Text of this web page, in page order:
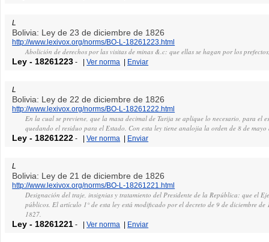
L
Bolivia: Ley de 23 de diciembre de 1826
http://www.lexivox.org/norms/BO-L-18261223.html
Abolición de derechos por las visitas de minas &.c: que ellas se hagan por los
Ley - 18261223 - |Ver norma | Enviar
L
Bolivia: Ley de 22 de diciembre de 1826
http://www.lexivox.org/norms/BO-L-18261222.html
En la cual se previene, que la masa decimal de Tarija se aplique lo necesario, para el
quedando el residuo para el Estado. Con esta ley tiene analojia la orden de 8 de mayo
Ley - 18261222 - |Ver norma | Enviar
L
Bolivia: Ley de 21 de diciembre de 1826
http://www.lexivox.org/norms/BO-L-18261221.html
Designación del traje, insignias y tratamiento del Presidente de la República: que el
públicos. El artículo 1° de esta ley está modificado por el decreto de 9 de diciembre
1827.
Ley - 18261221 - |Ver norma | Enviar